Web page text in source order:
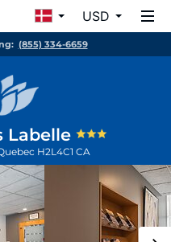
USD
(855) 334-6659
Labelle
H2L4C1 CA